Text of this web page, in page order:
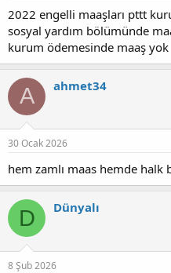
2022 engelli maaşları pttt
sosyal yardım bölümünde
kurum ödemesinde maaş yok
A ahmet34
30 Ocak 2026
hem zamlı maas hemde halk
D Dünyalı
8 Şub 2026